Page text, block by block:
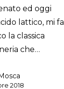
ed oggi
lattico, mi fa
la classica
che…
2018